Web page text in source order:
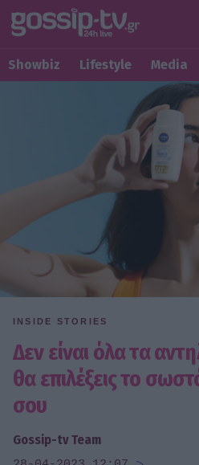
Showbiz Lifestyle Media
INSIDE STORIES
Δεν είναι όλα τα
θα επιλέξεις το
σου
Gossip-tv Team